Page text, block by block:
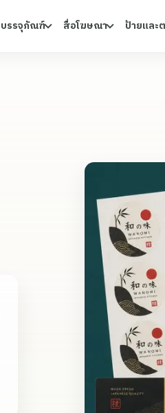
บรรจุภัณฑ์ สื่อโฆษณา ป้ายและ